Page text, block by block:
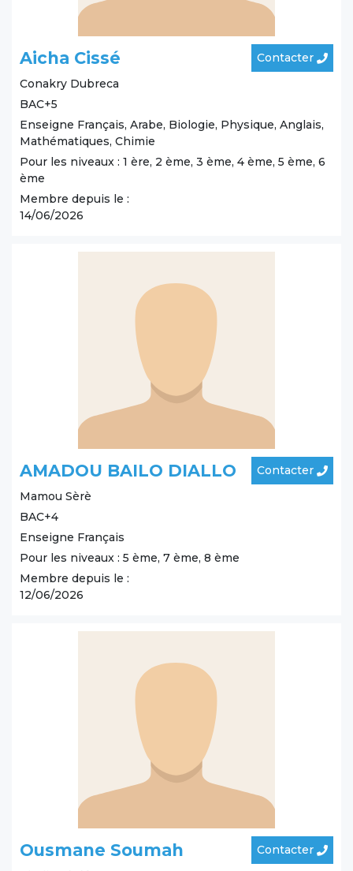
Aicha Cissé
Contacter
Conakry Dubreca
BAC+5
Enseigne Français, Arabe, Biologie, Physique, Anglais,
Mathématiques, Chimie
Pour les niveaux : 1 ère, 2 ème, 3 ème, 4 ème, 5 ème, 6
ème
Membre depuis le :
14/06/2026
AMADOU BAILO DIALLO
Contacter
Mamou Sèrè
BAC+4
Enseigne Français
Pour les niveaux : 5 ème, 7 ème, 8 ème
Membre depuis le :
12/06/2026
Ousmane Soumah
Contacter